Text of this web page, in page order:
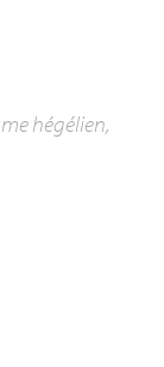
hégélien,